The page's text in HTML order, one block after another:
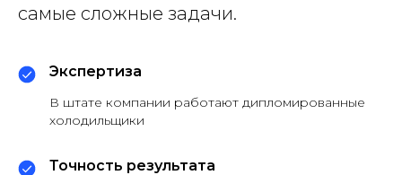
самые сложные задачи.
Экспертиза
В штате компании работают дипломированные
холодильщики
Точность результата